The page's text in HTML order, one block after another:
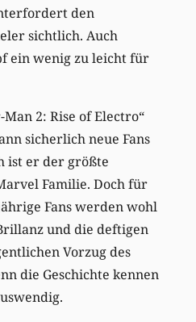
den
sichtlich. Auch
ein wenig zu leicht für
2: Rise of Electro“
sicherlich neue Fans
ist er der größte
Familie. Doch für
Fans werden wohl
und die deftigen
Vorzug des
die Geschichte kennen